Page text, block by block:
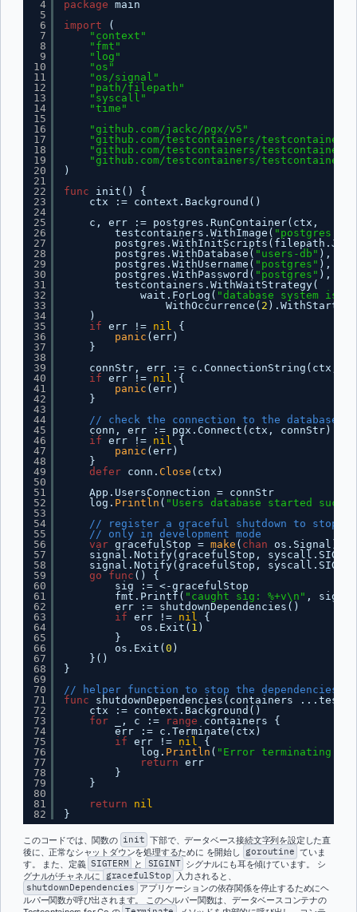
4
5
6
7
8
9
10
11
12
13
14
15
16
17
18
19
20
21
22
23
24
25
26
27
28
29
30
31
32
33
34
35
36
37
38
39
40
41
42
43
44
45
46
47
48
49
50
51
52
53
54
55
56
57
58
59
60
61
62
63
64
65
66
67
68
69
70
71
72
73
74
75
76
77
78
79
80
81
82
package main
import
(
"context"
"fmt"
"log"
"os"
"os/signal"
"path/filepath"
"syscall"
"time"
"github.com/jackc/pgx/v5"
"github.com/testcontainers/
"github.com/testcontainers/testcontainers-
"github.com/testcontainers/
)
func
init() {
ctx := context.Background()
c, err := postgres.RunContainer(ctx,
testcontainers.WithImage(
postgres.WithDatabase( "users-db" ),
postgres.WithUsername( "postgres" ),
postgres.WithPassword( "postgres" ),
testcontainers.WithWaitStrategy(
wait.ForLog( "database system is
WithOccurrence( 2
)
if err != nil
{
panic (err)
}
connStr, err := c.ConnectionString(ctx,
if err != nil
{
panic (err)
}
// check the connection to the database
conn, err := pgx.Connect(ctx, connStr)
if err != nil
{
panic (err)
}
defer
conn. Close (ctx)
App.UsersConnection = connStr
log. Println ( "Users database started
// register a graceful shutdown to stop
// only in development mode
var gracefulStop = make ( chan
os.Signal)
signal.Notify(gracefulStop,
signal.Notify(gracefulStop,
go
func () {
sig := <-gracefulStop
fmt.Printf( "caught sig: %+v\n" , sig)
err := shutdownDependencies()
if err != nil
{
os.Exit( 1 )
}
os.Exit(0 )
}()
}
// helper function to stop the dependencies
func
shutdownDependencies(containers
ctx := context.Background()
for
_, c := range
containers {
err := c.Terminate(ctx)
if err != nil
{
log. Println ( "Error terminating the
return err
}
}
return
nil
}
このコードでは、関数の init 下部で、データベース接続文字列を設定した直
後に、正常なシャットダウンを処理するために を開始し
goroutine ていま
す。 また、定義 SIGTERM と SIGINT シグナルにも耳を傾けています。 シ
グナルがチャネルに
gracefulStop
入力されると、
shutdownDependencies アプリケーションの依存関係を停止するためにヘ
ルパー関数が呼び出されます。 このヘルパー関数は、データベースコンテナの